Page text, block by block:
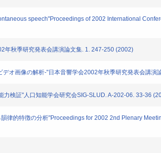
speech"Proceedings of 2002 International
年秋季研究発表会講演論文集. 1. 247-250 (2002)
オ画像の解析-"日本音響学会2002年秋季研究発表会講演
力検証"人口知能学会研究会SIG-SLUD. A-202-06. 33-36
律的特徴の分析"Proceedings for 2002 2nd Plenary